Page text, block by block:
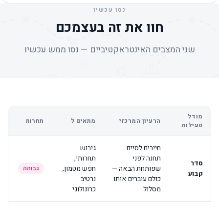
נסו עכשיו
חוו את זה בעצמכם
שני המצבים האינטראקטיביים — נסו ממש עכשיו
מודל
פעילות
הרעיון המרכזי מתאים ל תחרות
סדר
קבוע
חייבים לסיים
תחנה לפני
שפותחת הבאה —
כולם עוברים אותו
מסלול
גיבוש
תחרותי,
חפש מטמון,
נרטיב
כרונולוגי
גבוהה